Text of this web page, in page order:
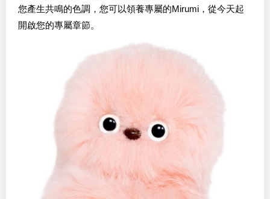
您產生共鳴的色調，您可以領養專屬的Mirumi，從今天起
開啟您的專屬章節。